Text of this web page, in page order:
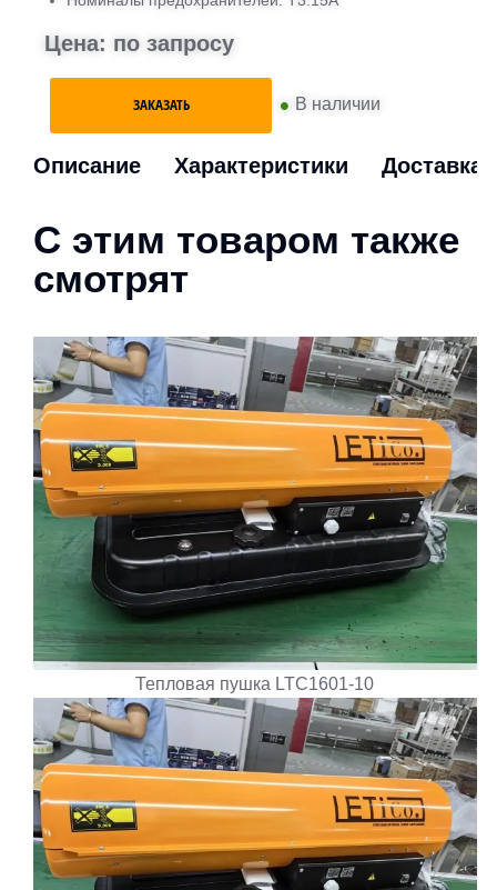
Цена: по запросу
• В наличии
ЗАКАЗАТЬ
Описание Характеристики Доставка
С этим товаром также
смотрят
Тепловая пушка LTC1601-10